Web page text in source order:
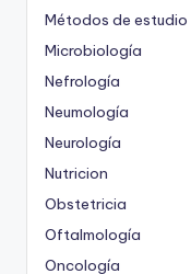
Métodos de estudio
Microbiología
Nefrología
Neumología
Neurología
Nutricion
Obstetricia
Oftalmología
Oncología